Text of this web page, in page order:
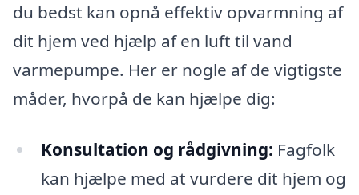
du bedst kan opnå effektiv opvarmning af
dit hjem ved hjælp af en luft til vand
varmepumpe. Her er nogle af de vigtigste
måder, hvorpå de kan hjælpe dig:
Konsultation og rådgivning: Fagfolk
kan hjælpe med at vurdere dit hjem og